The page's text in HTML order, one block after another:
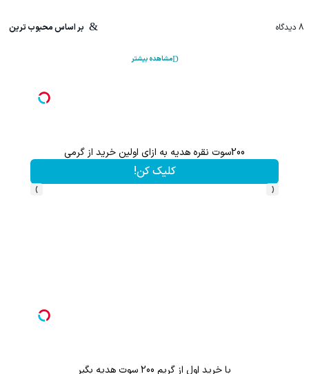
8 دیدگاه بر اساس محبوب ترین
مشاهده بیشتر
200سوت نقره هدیه به ازای اولین خرید از گرمی
کلیک کن!
‹
›
با خرید اول از گریم 200 سوت هدیه بگیر